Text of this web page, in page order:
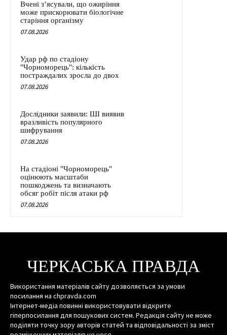
Вчені з’ясували, що ожиріння
може прискорювати біологічне
старіння організму
07.08.2026
Удар рф по стадіону
"Чорноморець": кількість
постраждалих зросла до двох
07.08.2026
Дослідники заявили: ШІ виявив
вразливість популярного
шифрування
07.08.2026
На стадіоні "Чорноморець"
оцінюють масштаби
пошкоджень та визначають
обсяг робіт після атаки рф
07.08.2026
ЧЕРКАСЬКА ПРАВДА
Використання матеріалів сайту дозволяється за умови
посилання на chpravda.com
Інтернет-медіа повинні використовувати відкрите
гіперпосилання для пошукових систем. Редакція сайту не може
поділяти точку зору авторів статей та відповідальності за зміст